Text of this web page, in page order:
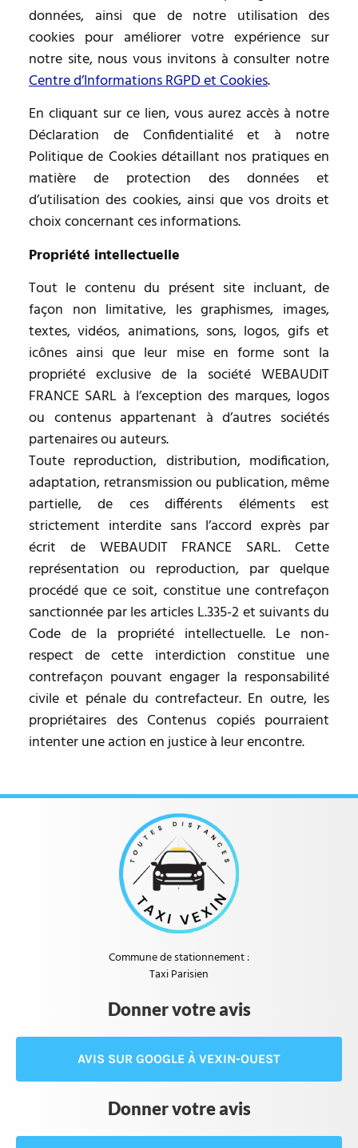
données, ainsi que de notre utilisation des
cookies pour améliorer votre expérience sur
notre site, nous vous invitons à consulter notre
Centre d’Informations RGPD et Cookies.
En cliquant sur ce lien, vous aurez accès à notre
Déclaration de Confidentialité et à notre
Politique de Cookies détaillant nos pratiques en
matière de protection des données et
d’utilisation des cookies, ainsi que vos droits et
choix concernant ces informations.
Propriété intellectuelle
Tout le contenu du présent site incluant, de
façon non limitative, les graphismes, images,
textes, vidéos, animations, sons, logos, gifs et
icônes ainsi que leur mise en forme sont la
propriété exclusive de la société WEBAUDIT
FRANCE SARL à l’exception des marques, logos
ou contenus appartenant à d’autres sociétés
partenaires ou auteurs.
Toute reproduction, distribution, modification,
adaptation, retransmission ou publication, même
partielle, de ces différents éléments est
strictement interdite sans l’accord exprès par
écrit de WEBAUDIT FRANCE SARL. Cette
représentation ou reproduction, par quelque
procédé que ce soit, constitue une contrefaçon
sanctionnée par les articles L.335-2 et suivants du
Code de la propriété intellectuelle. Le non-
respect de cette interdiction constitue une
contrefaçon pouvant engager la responsabilité
civile et pénale du contrefacteur. En outre, les
propriétaires des Contenus copiés pourraient
intenter une action en justice à leur encontre.
Commune de stationnement :
Taxi Parisien
Donner votre avis
AVIS SUR GOOGLE À VEXIN-OUEST
Donner votre avis